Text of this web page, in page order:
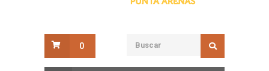
0